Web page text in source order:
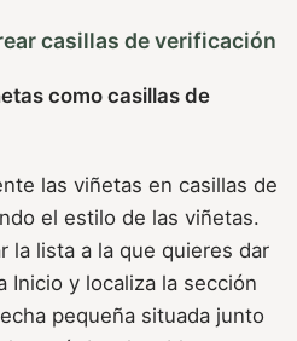
casillas de verificación
como casillas de
las viñetas en casillas de
el estilo de las viñetas.
la lista a la que quieres dar
Inicio y localiza la sección
pequeña situada junto